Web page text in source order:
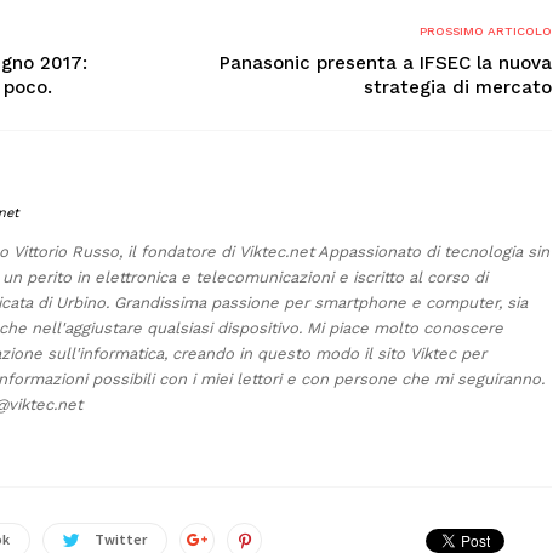
2017:
PROSSIMO ARTICOLO
Panasonic presenta a IFSEC la nuova
strategia di mercato
Vittorio Russo, il fondatore di Viktec.net Appassionato di tecnologia sin
un perito in elettronica e telecomunicazioni e iscritto al corso di
di Urbino. Grandissima passione per smartphone e computer, sia
nell'aggiustare qualsiasi dispositivo. Mi piace molto conoscere
sull'informatica, creando in questo modo il sito Viktec per
possibili con i miei lettori e con persone che mi seguiranno.
Twitter